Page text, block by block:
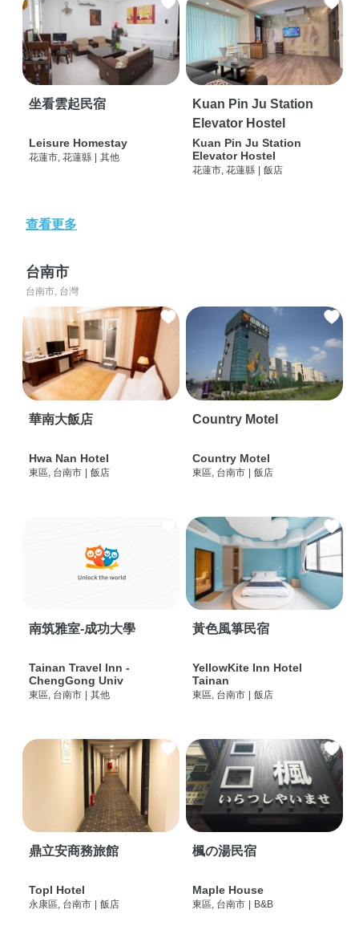
坐看雲起民宿
Leisure Homestay
花蓮市, 花蓮縣 其他
Kuan Pin Ju Station
Elevator Hostel
Kuan Pin Ju Station
Elevator Hostel
花蓮市, 花蓮縣 飯店
查看更多
台南市
台南市, 台灣
華南大飯店
Hwa Nan Hotel
東區, 台南市 | 飯店
Country Motel
Country Motel
東區, 台南市 | 飯店
南筑雅室-成功大學
Tainan Travel Inn -
ChengGong Univ
東區, 台南市 | 其他
黃色風箏民宿
YellowKite Inn Hotel
Tainan
東區, 台南市 | 飯店
鼎立安商務旅館
Topl Hotel
永康區, 台南市 | 飯店
楓の湯民宿
Maple House
東區, 台南市 | B&B